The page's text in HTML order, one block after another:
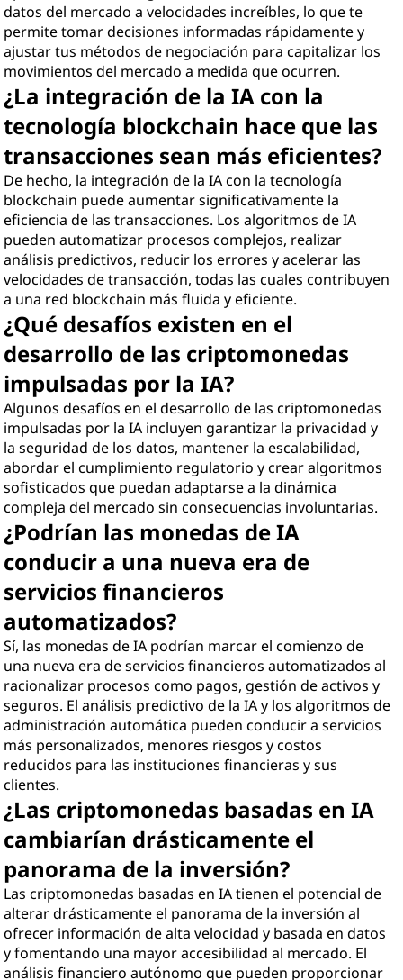
datos del mercado a velocidades increíbles, lo que te
permite tomar decisiones informadas rápidamente y
ajustar tus métodos de negociación para capitalizar los
movimientos del mercado a medida que ocurren.
¿La integración de la IA con la
tecnología blockchain hace que las
transacciones sean más eficientes?
De hecho, la integración de la IA con la tecnología
blockchain puede aumentar significativamente la
eficiencia de las transacciones. Los algoritmos de IA
pueden automatizar procesos complejos, realizar
análisis predictivos, reducir los errores y acelerar las
velocidades de transacción, todas las cuales contribuyen
a una red blockchain más fluida y eficiente.
¿Qué desafíos existen en el
desarrollo de las criptomonedas
impulsadas por la IA?
Algunos desafíos en el desarrollo de las criptomonedas
impulsadas por la IA incluyen garantizar la privacidad y
la seguridad de los datos, mantener la escalabilidad,
abordar el cumplimiento regulatorio y crear algoritmos
sofisticados que puedan adaptarse a la dinámica
compleja del mercado sin consecuencias involuntarias.
¿Podrían las monedas de IA
conducir a una nueva era de
servicios financieros
automatizados?
Sí, las monedas de IA podrían marcar el comienzo de
una nueva era de servicios financieros automatizados al
racionalizar procesos como pagos, gestión de activos y
seguros. El análisis predictivo de la IA y los algoritmos de
administración automática pueden conducir a servicios
más personalizados, menores riesgos y costos
reducidos para las instituciones financieras y sus
clientes.
¿Las criptomonedas basadas en IA
cambiarían drásticamente el
panorama de la inversión?
Las criptomonedas basadas en IA tienen el potencial de
alterar drásticamente el panorama de la inversión al
ofrecer información de alta velocidad y basada en datos
y fomentando una mayor accesibilidad al mercado. El
análisis financiero autónomo que pueden proporcionar